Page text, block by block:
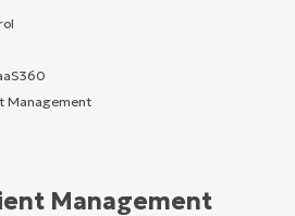
Management
Management